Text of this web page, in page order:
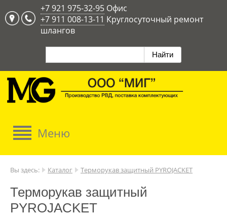
+7 921 975-32-95 Офис
+7 911 008-13-11 Круглосуточный ремонт
шлангов
Вы здесь: Каталог Терморукав защитный PYROJACKET
Терморукав защитный
PYROJACKET